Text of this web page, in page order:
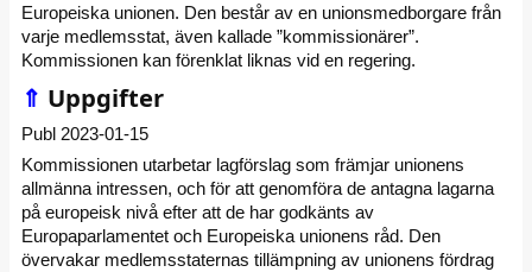
Europeiska unionen. Den består av en unionsmedborgare från
varje medlemsstat, även kallade ”kommissionärer”.
Kommissionen kan förenklat liknas vid en regering.
⇑ Uppgifter
Publ 2023-01-15
Kommissionen utarbetar lagförslag som främjar unionens
allmänna intressen, och för att genomföra de antagna lagarna
på europeisk nivå efter att de har godkänts av
Europaparlamentet och Europeiska unionens råd. Den
övervakar medlemsstaternas tillämpning av unionens fördrag